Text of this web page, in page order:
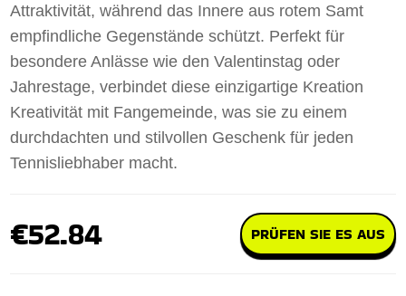
Attraktivität, während das Innere aus rotem Samt
empfindliche Gegenstände schützt. Perfekt für
besondere Anlässe wie den Valentinstag oder
Jahrestage, verbindet diese einzigartige Kreation
Kreativität mit Fangemeinde, was sie zu einem
durchdachten und stilvollen Geschenk für jeden
Tennisliebhaber macht.
€52.84 PRÜFEN SIE ES AUS